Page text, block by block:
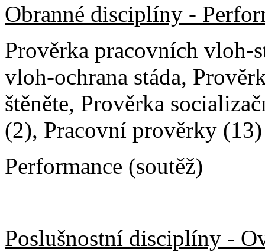
Obranné disciplíny -
Prověrka pracovních vloh-
vloh-ochrana stáda,
štěněte, Prověrka
(2), Pracovní prověrky (13)
Performance (soutěž)
Poslušnostní disciplíny -